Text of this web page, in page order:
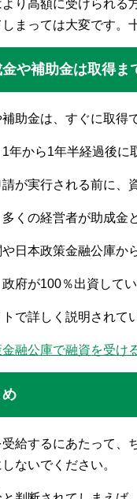
より高額に受けられる
まっては大変です。
や補助金は取得ま
助金は、すぐに取得
年から1年半経過後に
が実行される前に、
くの経営者が助成金
日本政策金融公庫か
府が100％出資して
で詳しく説明されて
金融公庫で融資を受け
め
受給するにあたって、
ないでください。